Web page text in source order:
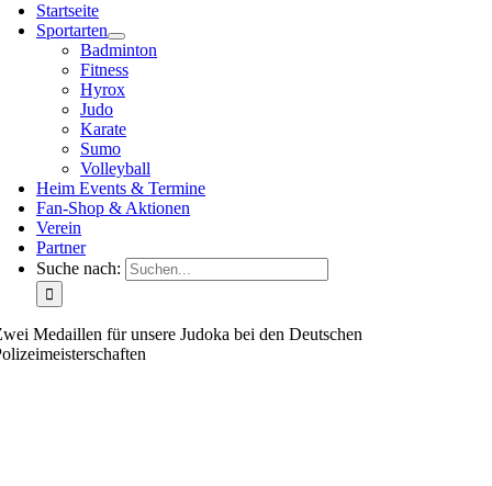
Startseite
Sportarten
Badminton
Fitness
Hyrox
Judo
Karate
Sumo
Volleyball
Heim Events & Termine
Fan-Shop & Aktionen
Verein
Partner
Suche nach:
Medaillen für unsere Judoka bei den Deutschen